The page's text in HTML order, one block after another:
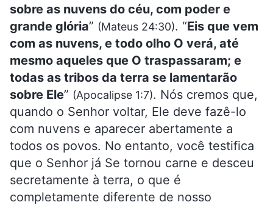
sobre as nuvens do céu, com poder e
grande glória” (Mateus 24:30). “Eis que vem
com as nuvens, e todo olho O verá, até
mesmo aqueles que O traspassaram; e
todas as tribos da terra se lamentarão
sobre Ele” (Apocalipse 1:7). Nós cremos que,
quando o Senhor voltar, Ele deve fazê-lo
com nuvens e aparecer abertamente a
todos os povos. No entanto, você testifica
que o Senhor já Se tornou carne e desceu
secretamente à terra, o que é
completamente diferente de nosso